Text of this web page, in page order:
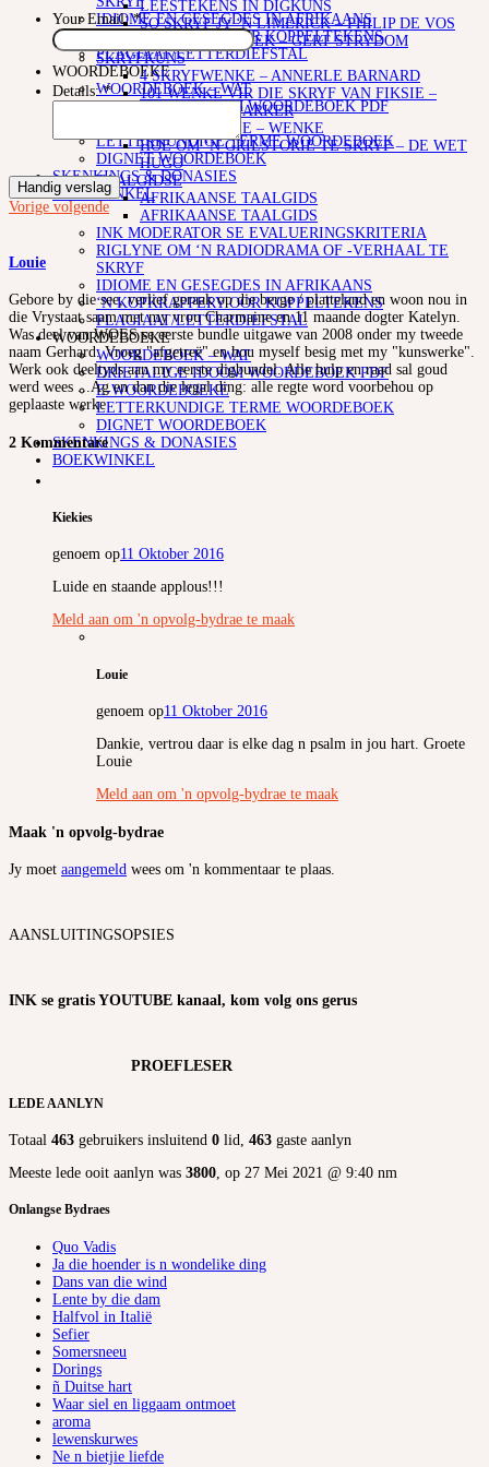
IDIOME EN GESEGDES IN AFRIKAANS
‘N KOPKRAPPERY OOR KOPPELTEKENS
PLAGIAAT/LETTERDIEFSTAL
WOORDEBOEKE
WOORDEBOEK – WAT
DRIETALIGE IDOOM WOORDEBOEK PDF
LETTERKUNDIGE TERME WOORDEBOEK
DIGNET WOORDEBOEK
SKENKINGS & DONASIES
BOEKWINKEL
LEESTEKENS IN DIGKUNS
SO SKRYF JY ‘N LIMERICK – PHILIP DE VOS
STOF EN TEGNIEK – GERT STRYDOM
SKRYFKUNS
4 SKRYFWENKE – ANNERLE BARNARD
101 WENKE VIR DIE SKRYF VAN FIKSIE –
DEUR ELIZE PARKER
KORTVERHALE – WENKE
HOE OM ‘N GRILSTORIE TE SKRYF – DE WET
HUGO
TAALGIDSE
AFRIKAANSE TAALGIDS
AFRIKAANSE TAALGIDS
INK MODERATOR SE EVALUERINGSKRITERIA
RIGLYNE OM ‘N RADIODRAMA OF -VERHAAL TE
SKRYF
IDIOME EN GESEGDES IN AFRIKAANS
‘N KOPKRAPPERY OOR KOPPELTEKENS
PLAGIAAT/LETTERDIEFSTAL
WOORDEBOEKE
WOORDEBOEK – WAT
DRIETALIGE IDOOM WOORDEBOEK PDF
E-WOORDEBOEKE
LETTERKUNDIGE TERME WOORDEBOEK
DIGNET WOORDEBOEK
SKENKINGS & DONASIES
BOEKWINKEL
Your Email:*
Details:*
Handig verslag
Vorige volgende
Louie
Gebore by die see, verlief geraak op die berge / platteland en woon nou in
die Vrystaat saam met my vrou Charmaine en 11 maande dogter Katelyn.
Was deel van WOES se eerste bundle uitgawe van 2008 onder my tweede
naam Gerhard. Vroeg "afgetreë" en hou myself besig met my "kunswerke".
Werk ook deeltyds aan my eerste digbundel. Alle hulp en raad sal goud
werd wees ...Ag en dan die legal ding: alle regte word voorbehou op
geplaaste werke
2 Kommentare
Kiekies
genoem op11 Oktober 2016
Luide en staande applous!!!
Meld aan om 'n opvolg-bydrae te maak
Louie
genoem op11 Oktober 2016
Dankie, vertrou daar is elke dag n psalm in jou hart. Groete
Louie
Meld aan om 'n opvolg-bydrae te maak
Maak 'n opvolg-bydrae
Jy moet aangemeld wees om 'n kommentaar te plaas.
AANSLUITINGSOPSIES
INK se gratis YOUTUBE kanaal, kom volg ons gerus
PROEFLESER
LEDE AANLYN
Totaal 463 gebruikers insluitend 0 lid, 463 gaste aanlyn
Meeste lede ooit aanlyn was 3800, op 27 Mei 2021 @ 9:40 nm
Onlangse Bydraes
Quo Vadis
Ja die hoender is n wondelike ding
Dans van die wind
Lente by die dam
Halfvol in Italië
Sefier
Somersneeu
Dorings
ñ Duitse hart
Waar siel en liggaam ontmoet
aroma
lewenskurwes
Ne n bietjie liefde